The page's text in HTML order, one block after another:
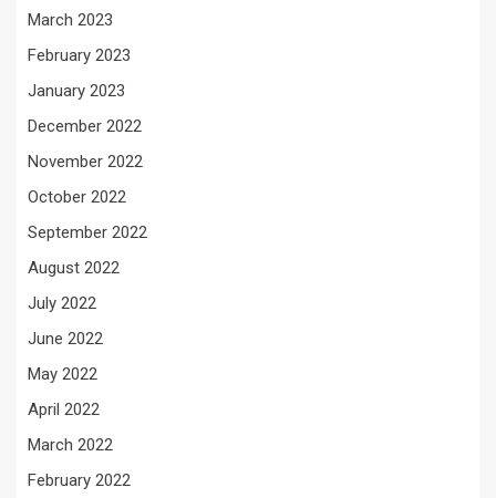
March 2023
February 2023
January 2023
December 2022
November 2022
October 2022
September 2022
August 2022
July 2022
June 2022
May 2022
April 2022
March 2022
February 2022